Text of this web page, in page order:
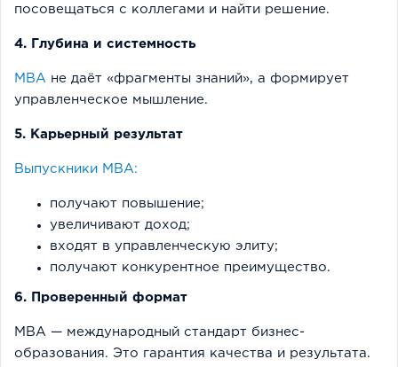
посовещаться с коллегами и найти решение.
4. Глубина и системность
MBA не даёт «фрагменты знаний», а формирует
управленческое мышление.
5. Карьерный результат
Выпускники MBA:
получают повышение;
увеличивают доход;
входят в управленческую элиту;
получают конкурентное преимущество.
6. Проверенный формат
MBA — международный стандарт бизнес-
образования. Это гарантия качества и результата.